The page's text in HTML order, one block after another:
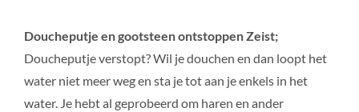
Doucheputje en gootsteen ontstoppen Zeist;
Doucheputje verstopt? Wil je douchen en dan loopt het
water niet meer weg en sta je tot aan je enkels in het
water. Je hebt al geprobeerd om haren en ander